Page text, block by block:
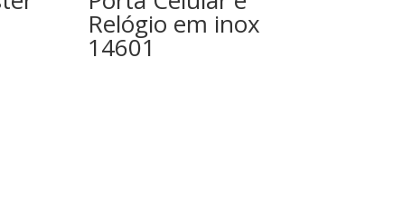
Relógio em inox
14601